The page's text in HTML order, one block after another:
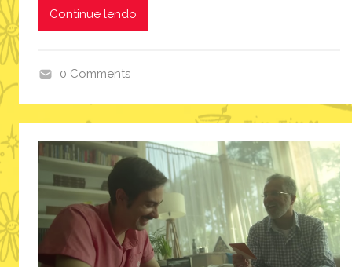
Continue lendo
t
n
c
0 Comments